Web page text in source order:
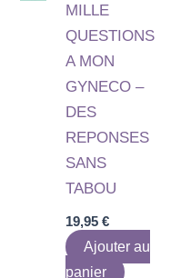
MILLE
QUESTIONS
A MON
GYNECO –
DES
REPONSES
SANS
TABOU
19,95 €
Ajouter au
panier